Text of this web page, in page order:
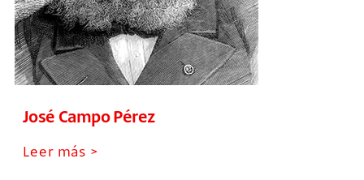
José Campo Pérez
Leer más >